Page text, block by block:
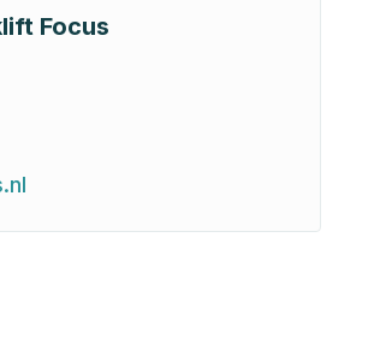
Focus